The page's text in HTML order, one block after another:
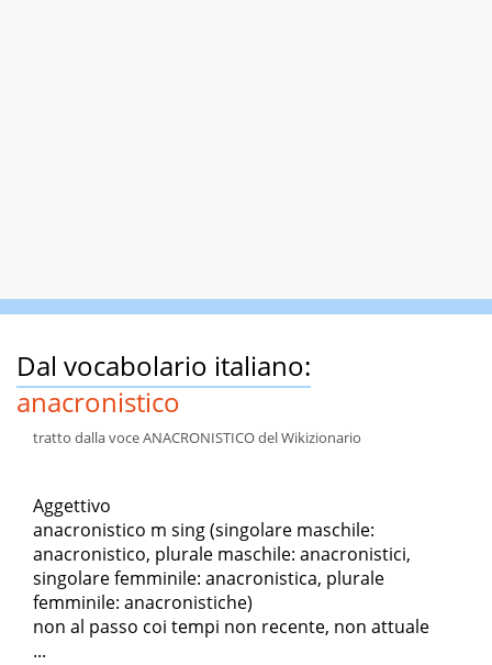
Dal vocabolario italiano:
anacronistico
tratto dalla voce ANACRONISTICO del Wikizionario
Aggettivo
anacronistico m sing (singolare maschile:
anacronistico, plurale maschile: anacronistici,
singolare femminile: anacronistica, plurale
femminile: anacronistiche)
non al passo coi tempi non recente, non attuale
...